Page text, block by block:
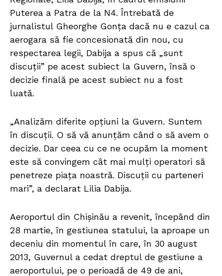
Puterea a Patra de la N4. Întrebată de
jurnalistul Gheorghe Gonța dacă nu e cazul ca
aerogara să fie concesionată din nou, cu
respectarea legii, Dabija a spus că „sunt
discuții” pe acest subiect la Guvern, însă o
decizie finală pe acest subiect nu a fost
luată.
„Analizăm diferite opțiuni la Guvern. Suntem
în discuții. O să vă anunțăm când o să avem o
decizie. Dar ceea cu ce ne ocupăm la moment
este să convingem cât mai mulți operatori să
penetreze piața noastră. Discuții cu parteneri
mari”, a declarat Lilia Dabija.
Aeroportul din Chișinău a revenit, începând din
28 martie, în gestiunea statului, la aproape un
deceniu din momentul în care, în 30 august
2013, Guvernul a cedat dreptul de gestiune a
aeroportului, pe o perioadă de 49 de ani,